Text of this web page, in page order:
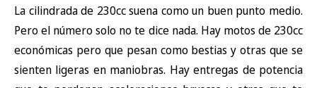
La cilindrada de 230cc suena como un buen punto medio.
Pero el número solo no te dice nada. Hay motos de 230cc
económicas pero que pesan como bestias y otras que se
sienten ligeras en maniobras. Hay entregas de potencia